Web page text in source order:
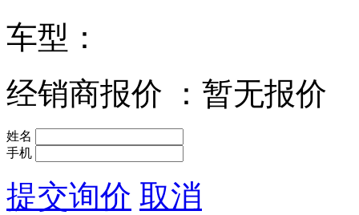
车型：
经销商报价
：暂无报价
姓名
手机
提交询价 取消